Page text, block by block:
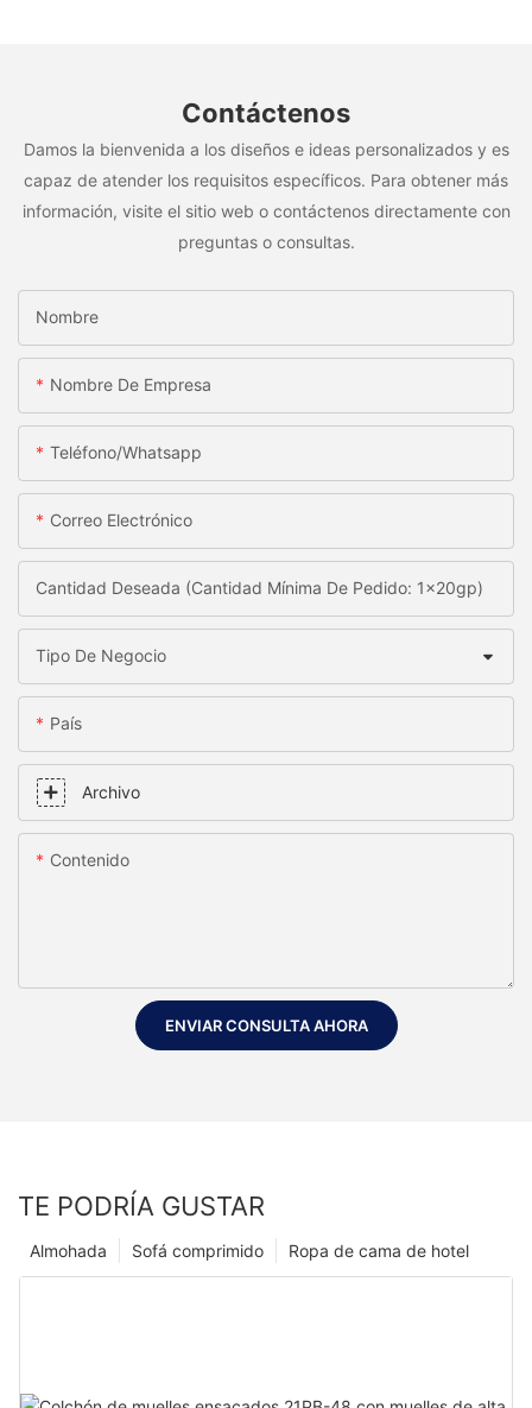
Contáctenos
Damos la bienvenida a los diseños e ideas personalizados y es
capaz de atender los requisitos específicos. Para obtener más
información, visite el sitio web o contáctenos directamente con
preguntas o consultas.
Nombre
Nombre De Empresa
Teléfono/whatsapp
Correo Electrónico
Cantidad Deseada (Cantidad Mínima De Pedido: 1x20gp)
Tipo De Negocio
País
Archivo
Contenido
ENVIAR CONSULTA AHORA
TE PODRÍA GUSTAR
Ropa de cama de hotel
Sofá comprimido
Almohada